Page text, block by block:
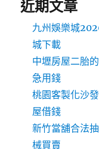
近期文章
九州娛樂城
城下載
中壢房屋二胎
急用錢
桃園客製化沙
屋借錢
新竹當舖合法
械買賣